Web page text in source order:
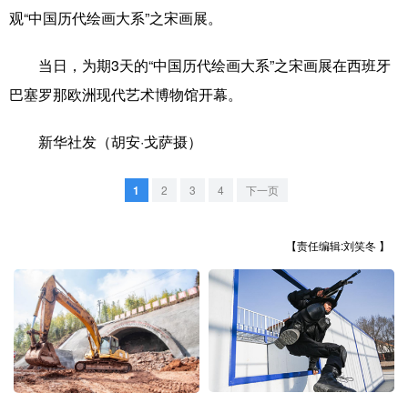
山东 河南
广东 广西 海南 重庆
四川 贵州
陕西 甘肃
内蒙古
English Español Français عربى
Русский язык 日本語 한국어
Deutsch Português
观“中国历代绘画大系”之宋画展。
当日，为期3天的“中国历代绘画大系”之宋画展在西班牙
巴塞罗那欧洲现代艺术博物馆开幕。
新华社发（胡安·戈萨摄）
1 2 3 4 下一页
【责任编辑:刘笑冬 】